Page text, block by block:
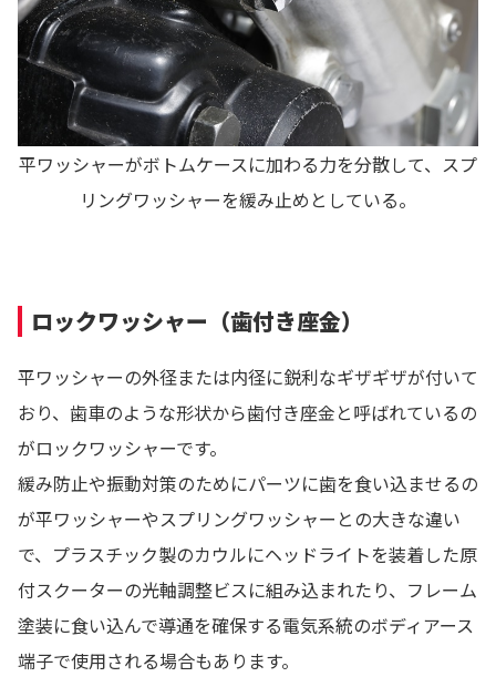
平ワッシャーがボトムケースに加わる力を分散して、スプ
リングワッシャーを緩み止めとしている。
ロックワッシャー（歯付き座金）
平ワッシャーの外径または内径に鋭利なギザギザが付いて
おり、歯車のような形状から歯付き座金と呼ばれているの
がロックワッシャーです。
緩み防止や振動対策のためにパーツに歯を食い込ませるの
が平ワッシャーやスプリングワッシャーとの大きな違い
で、プラスチック製のカウルにヘッドライトを装着した原
付スクーターの光軸調整ビスに組み込まれたり、フレーム
塗装に食い込んで導通を確保する電気系統のボディアース
端子で使用される場合もあります。